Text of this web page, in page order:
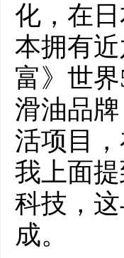
化，在
本拥有
富》世
滑油品
活项目
我上面
科技，
成。